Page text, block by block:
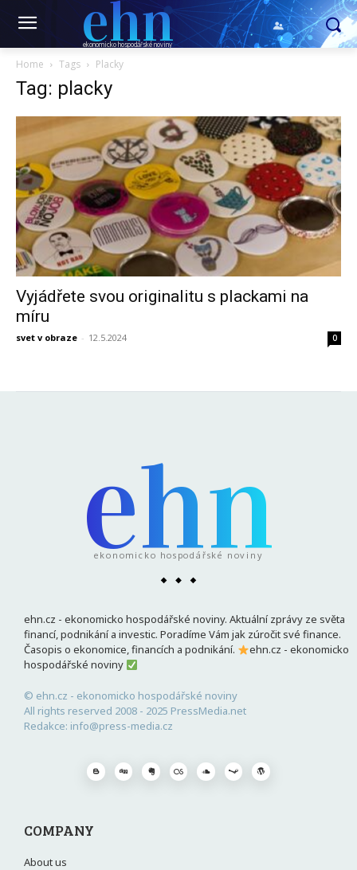
ehn
ekonomicko hospodářské noviny
Home Tags Placky
Tag: placky
Vyjádřete svou originalitu s plackami na
míru
svet v obraze - 12.5.2024 0
ehn
ekonomicko hospodářské noviny
ehn.cz - ekonomicko hospodářské noviny. Aktuální zprávy ze světa
financí, podnikání a investic. Poradíme Vám jak zúročit své finance.
Časopis o ekonomice, financích a podnikání.
ehn.cz - ekonomicko
hospodářské noviny
© ehn.cz - ekonomicko hospodářské noviny
All rights reserved 2008 - 2025 PressMedia.net
Redakce: info@press-media.cz
COMPANY
About us